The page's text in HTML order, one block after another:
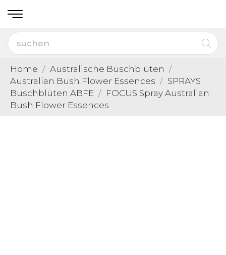
Home
Australische Buschblüten
Australian Bush Flower Essences
SPRAYS
Buschblüten ABFE
FOCUS Spray Australian
Bush Flower Essences